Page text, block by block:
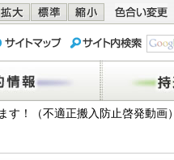
持込業者様へ
す！（不適正搬入防止啓発動画）